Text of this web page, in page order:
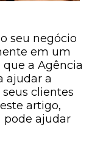
seu negócio
em um
a Agência
ajudar a
clientes
artigo,
pode ajudar